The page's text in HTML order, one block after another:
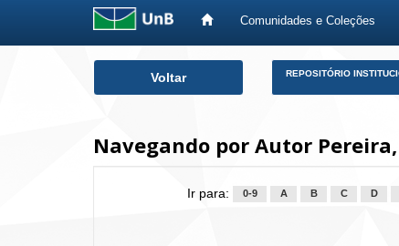
Comunidades e Coleções
Voltar REPOSITÓRIO
Navegando por Autor
Ir para: 0-9 A B C D